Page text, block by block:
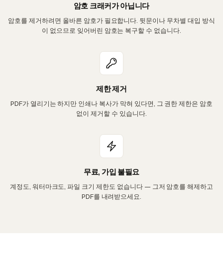
암호 크래커가 아닙니다
암호를 제거하려면 올바른 암호가 필요합니다. 뒷문이나 무차별 대입 방식
이 없으므로 잊어버린 암호는 복구할 수 없습니다.
제한 제거
PDF가 열리기는 하지만 인쇄나 복사가 막혀 있다면, 그 권한 제한은 암호
없이 제거할 수 있습니다.
무료, 가입 불필요
계정도, 워터마크도, 파일 크기 제한도 없습니다 — 그저 암호를 해제하고
PDF를 내려받으세요.